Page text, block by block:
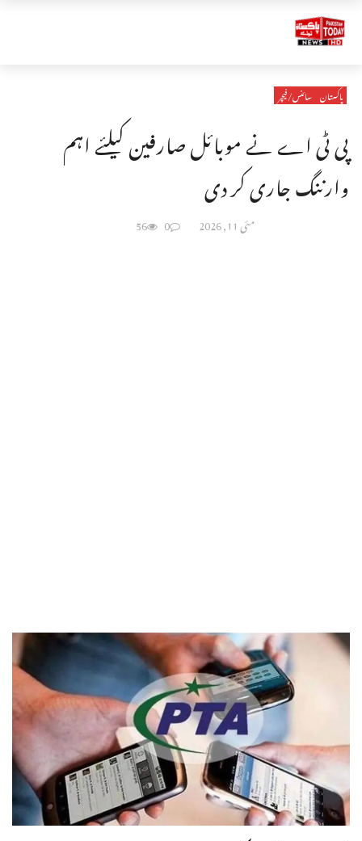
پاکستان سائنس/فیچر
پی ٹی اے نے موبائل صارفین کیلئے اہم
وارننگ جاری کر دی
مئی 11, 2026 0
56